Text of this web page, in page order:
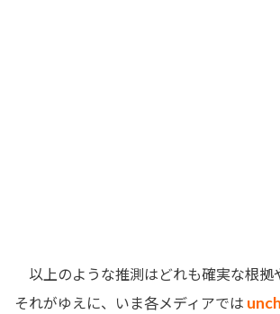
以上のような推測はどれも確実な根拠
それがゆえに、いま各メディアでは